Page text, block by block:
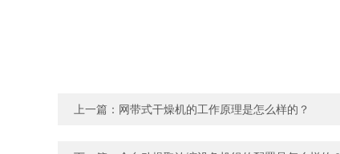
上一篇： 网带式干燥机的工作原理是怎么样的？